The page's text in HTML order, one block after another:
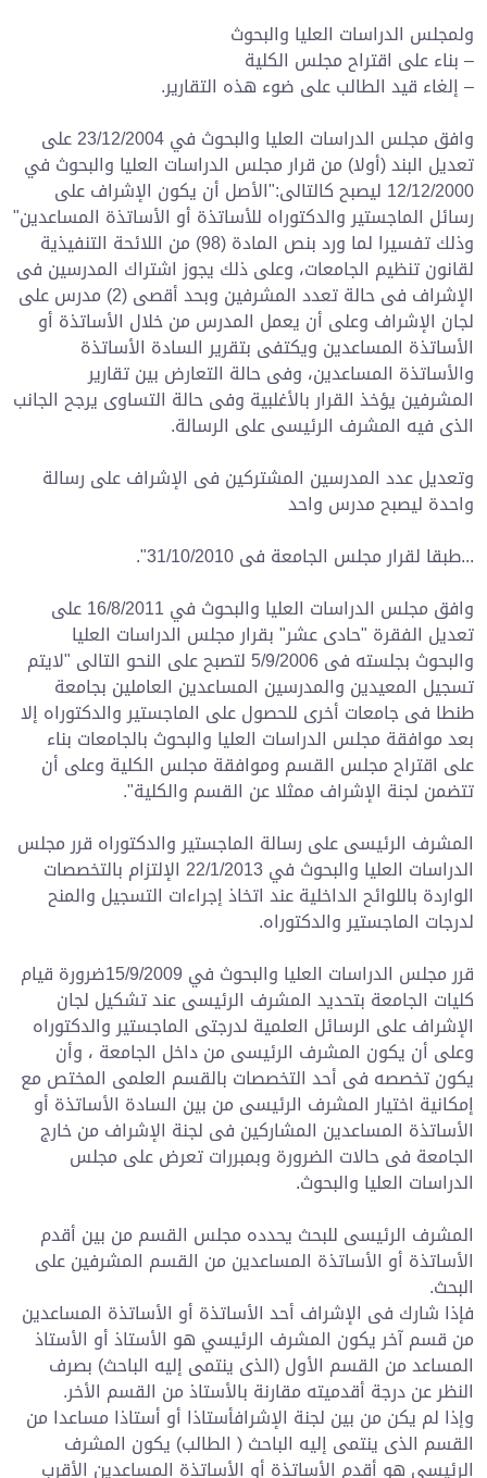
ولمجلس الدراسات العليا والبحوث
– بناء على اقتراح مجلس الكلية
– إلغاء قيد الطالب على ضوء هذه التقارير.
وافق مجلس الدراسات العليا والبحوث في 23/12/2004 على
تعديل البند (أولا) من قرار مجلس الدراسات العليا والبحوث في
12/12/2000 ليصبح كالتالى:"الأصل أن يكون الإشراف على
رسائل الماجستير والدكتوراه للأساتذة أو الأساتذة المساعدين"
وذلك تفسيرا لما ورد بنص المادة (98) من اللائحة التنفيذية
لقانون تنظيم الجامعات، وعلى ذلك يجوز اشتراك المدرسين فى
الإشراف فى حالة تعدد المشرفين وبحد أقصى (2) مدرس على
لجان الإشراف وعلى أن يعمل المدرس من خلال الأساتذة أو
الأساتذة المساعدين ويكتفى بتقرير السادة الأساتذة
والأساتذة المساعدين، وفى حالة التعارض بين تقارير
المشرفين يؤخذ القرار بالأغلبية وفى حالة التساوى يرجح الجانب
الذى فيه المشرف الرئيسى على الرسالة.
وتعديل عدد المدرسين المشتركين فى الإشراف على رسالة
واحدة ليصبح مدرس واحد
...طبقا لقرار مجلس الجامعة فى 31/10/2010".
وافق مجلس الدراسات العليا والبحوث في 16/8/2011 على
تعديل الفقرة "حادى عشر" بقرار مجلس الدراسات العليا
والبحوث بجلسته فى 5/9/2006 لتصبح على النحو التالى "لايتم
تسجيل المعيدين والمدرسين المساعدين العاملين بجامعة
طنطا فى جامعات أخرى للحصول على الماجستير والدكتوراه إلا
بعد موافقة مجلس الدراسات العليا والبحوث بالجامعات بناء
على اقتراح مجلس القسم وموافقة مجلس الكلية وعلى أن
تتضمن لجنة الإشراف ممثلا عن القسم والكلية".
المشرف الرئيسى على رسالة الماجستير والدكتوراه قرر مجلس
الدراسات العليا والبحوث في 22/1/2013 الإلتزام بالتخصصات
الواردة باللوائح الداخلية عند اتخاذ إجراءات التسجيل والمنح
لدرجات الماجستير والدكتوراه.
قرر مجلس الدراسات العليا والبحوث في 15/9/2009ضرورة قيام
كليات الجامعة بتحديد المشرف الرئيسى عند تشكيل لجان
الإشراف على الرسائل العلمية لدرجتى الماجستير والدكتوراه
وعلى أن يكون المشرف الرئيسى من داخل الجامعة ، وأن
يكون تخصصه فى أحد التخصصات بالقسم العلمى المختص مع
إمكانية اختيار المشرف الرئيسى من بين السادة الأساتذة أو
الأساتذة المساعدين المشاركين فى لجنة الإشراف من خارج
الجامعة فى حالات الضرورة وبمبررات تعرض على مجلس
الدراسات العليا والبحوث.
المشرف الرئيسى للبحث يحدده مجلس القسم من بين أقدم
الأساتذة أو الأساتذة المساعدين من القسم المشرفين على
البحث.
فإذا شارك فى الإشراف أحد الأساتذة أو الأساتذة المساعدين
من قسم آخر يكون المشرف الرئيسي هو الأستاذ أو الأستاذ
المساعد من القسم الأول (الذى ينتمى إليه الباحث) بصرف
النظر عن درجة أقدميته مقارنة بالأستاذ من القسم الأخر.
وإذا لم يكن من بين لجنة الإشرافأستاذا أو أستاذا مساعدا من
القسم الذى ينتمى إليه الباحث ( الطالب) يكون المشرف
الرئيسى هو أقدم الأساتذة أو الأساتذة المساعدين الأقرب